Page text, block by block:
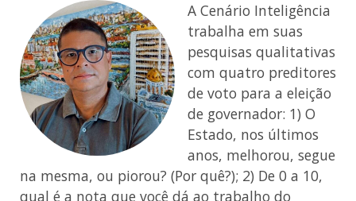
A Cenário Inteligência
trabalha em suas
pesquisas qualitativas
com quatro preditores
de voto para a eleição
de governador: 1) O
Estado, nos últimos
anos, melhorou, segue
na mesma, ou piorou? (Por quê?); 2) De 0 a 10,
qual é a nota que você dá ao trabalho do